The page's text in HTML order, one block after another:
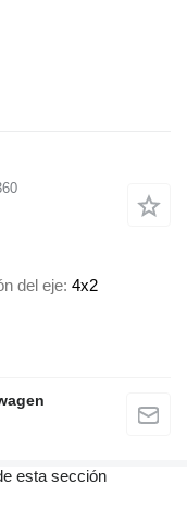
del eje 4x2
esta sección